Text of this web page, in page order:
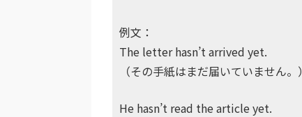
例文：
The letter hasn’t arrived yet.
（その手紙はまだ届いていません。）
He hasn’t read the article yet.